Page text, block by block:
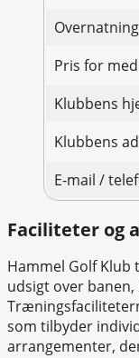
Pris for
Klubbens
Klubbens
E-mail /
Faciliteter og
Hammel Golf
udsigt over
som tilbyder
arrangementer,